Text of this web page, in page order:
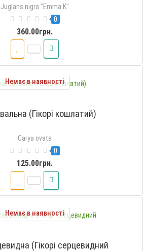
Juglans nigra "Emma K"
0
360.00грн.
Немає в наявності
(Гікорі кошлатий)
Carya ovata
0
125.00грн.
Немає в наявності
(Гікорі серцевидний